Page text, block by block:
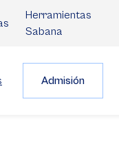
Herramientas
Sabana
Admisión